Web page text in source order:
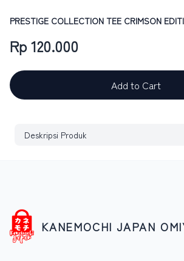
PRESTIGE COLLECTION TEE CRIMSON
Rp 120.000
Add to Cart
Deskripsi Produk
KANEMOCHI JAPAN